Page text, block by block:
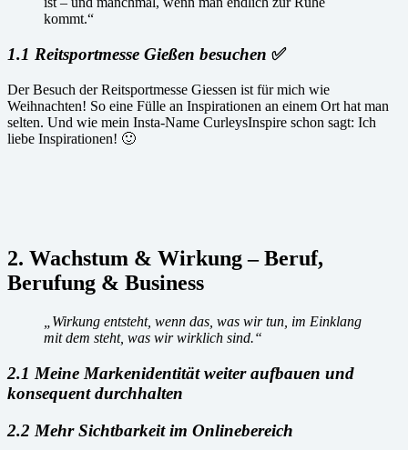
kommt.“
1.1 Reitsportmesse Gießen besuchen ✅
Der Besuch der Reitsportmesse Giessen ist für mich wie
Weihnachten! So eine Fülle an Inspirationen an einem Ort hat man
selten. Und wie mein Insta-Name CurleysInspire schon sagt: Ich
liebe Inspirationen! 🙂
2. Wachstum & Wirkung – Beruf,
Berufung & Business
„Wirkung entsteht, wenn das, was wir tun, im Einklang
mit dem steht, was wir wirklich sind.“
2.1 Meine Markenidentität weiter aufbauen und
konsequent durchhalten
2.2 Mehr Sichtbarkeit im Onlinebereich